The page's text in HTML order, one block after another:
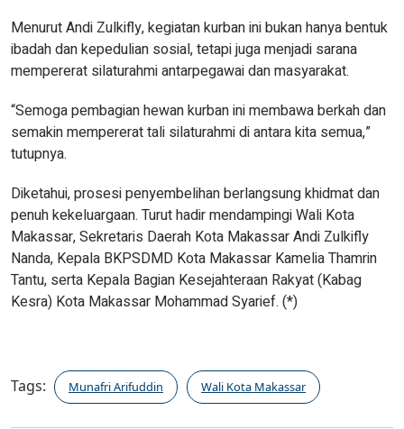
Menurut Andi Zulkifly, kegiatan kurban ini bukan hanya bentuk
ibadah dan kepedulian sosial, tetapi juga menjadi sarana
mempererat silaturahmi antarpegawai dan masyarakat.
“Semoga pembagian hewan kurban ini membawa berkah dan
semakin mempererat tali silaturahmi di antara kita semua,”
tutupnya.
Diketahui, prosesi penyembelihan berlangsung khidmat dan
penuh kekeluargaan. Turut hadir mendampingi Wali Kota
Makassar, Sekretaris Daerah Kota Makassar Andi Zulkifly
Nanda, Kepala BKPSDMD Kota Makassar Kamelia Thamrin
Tantu, serta Kepala Bagian Kesejahteraan Rakyat (Kabag
Kesra) Kota Makassar Mohammad Syarief. (*)
Tags: Munafri Arifuddin Wali Kota Makassar